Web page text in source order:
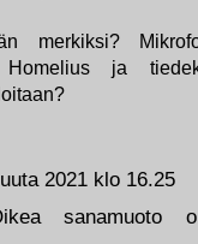
2021 klo 16.25
sanamuoto
merkiksi?
Homelius ja